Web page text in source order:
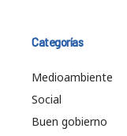
Categorías
Medioambiente
Social
Buen gobierno